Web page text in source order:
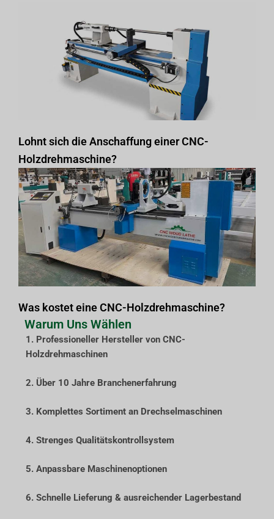
Lohnt sich die Anschaffung einer CNC-
Holzdrehmaschine?
Was kostet eine CNC-Holzdrehmaschine?
Warum Uns Wählen
1. Professioneller Hersteller von CNC-
Holzdrehmaschinen
2. Über 10 Jahre Branchenerfahrung
3. Komplettes Sortiment an Drechselmaschinen
4. Strenges Qualitätskontrollsystem
5. Anpassbare Maschinenoptionen
6. Schnelle Lieferung & ausreichender Lagerbestand